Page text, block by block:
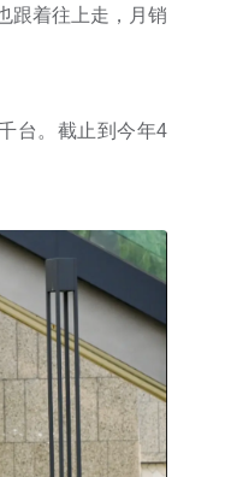
跟着往上走，月销
台。截止到今年4